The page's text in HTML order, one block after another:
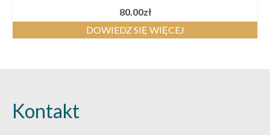
80.00zł
DOWIEDZ SIĘ WIĘCEJ
Kontakt